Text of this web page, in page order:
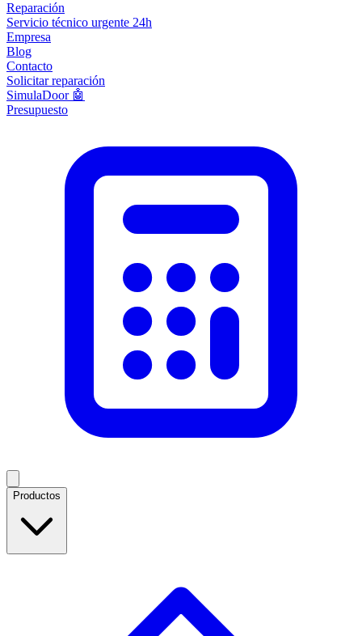
Reparación
Servicio técnico urgente 24h
Empresa
Blog
Contacto
Solicitar reparación
SimulaDoor 🤖
Presupuesto
Productos